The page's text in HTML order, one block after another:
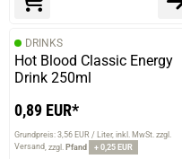
DRINKS
Hot Blood Classic Energy
Drink 250ml
0,89 EUR*
Grundpreis: 3,56 EUR / Liter inkl. MwSt. zzgl.
Versand zzgl. Pfand + 0,25 EUR